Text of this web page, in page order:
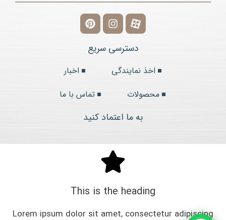
دسترسی سریع
اخذ نمایندگی
اخبار
محصولات
تماس با ما
به ما اعتماد کنید
This is the heading
Lorem ipsum dolor sit amet, consectetur adipiscing